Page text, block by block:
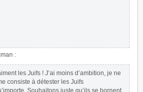
:
les Juifs ! J’ai moins d’ambition, je ne
consiste à détester les Juifs
Souhaitons juste qu’ils se bornent